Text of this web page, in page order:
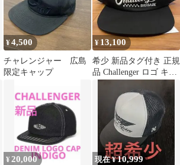
¥4,500
チャレンジャー 広島
限定キャップ
¥ 13,100
希少 新品タグ付き 正規
品 Challenger ロゴ キャ
¥20,000 現在 ¥10,999